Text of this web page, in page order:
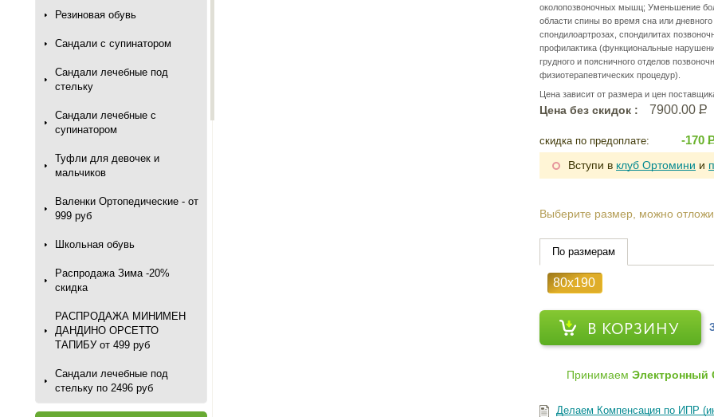
Резиновая обувь
Сандали с супинатором
Сандали лечебные под
стельку
Сандали лечебные с
супинатором
Туфли для девочек и
мальчиков
Валенки Ортопедические - от
999 руб
Школьная обувь
Распродажа Зима -20%
скидка
РАСПРОДАЖА МИНИМЕН
ДАНДИНО ОРСЕТТО
ТАПИБУ от 499 руб
Сандали лечебные под
стельку по 2496 руб
околопозвоночных мышц; Уменьшение
области спины во время сна или
спондилоартрозах, спондилитах
профилактика (функциональные
грудного и поясничного отделов
физиотерапевтических процедур).
Цена зависит от размера и цен
Цена без скидок : 7900.00Р
скидка по предоплате: -170
Вступи в клуб Ортомини и
Выберите размер, можно
По размерам
80х190
В КОРЗИНУ
ПринимаемЭлектронный
Делаем Компенсация по ИПР